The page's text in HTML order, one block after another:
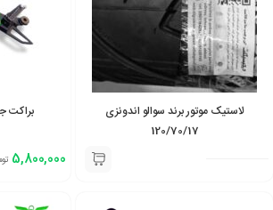
لاستیک موتور برند سوالو اندونزی
120/70/17
براکت
5,800,000